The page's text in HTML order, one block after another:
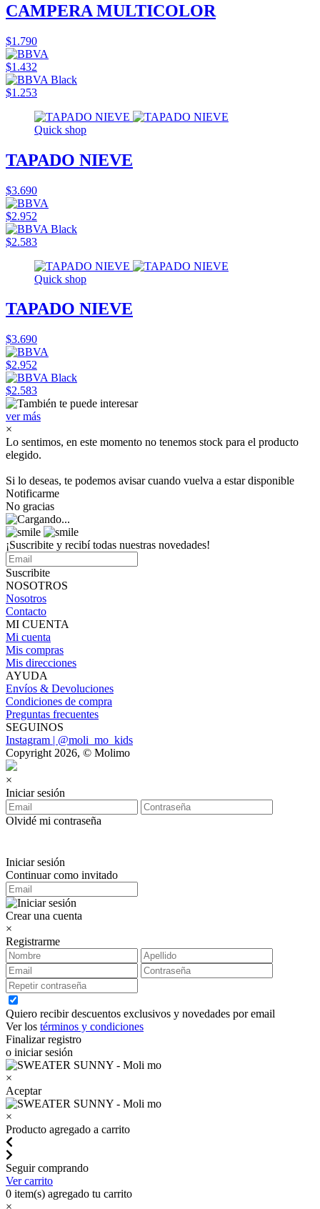
CAMPERA MULTICOLOR
$1.790
$1.432
$1.253
Quick shop
TAPADO NIEVE
$3.690
$2.952
$2.583
Quick shop
TAPADO NIEVE
$3.690
$2.952
$2.583
ver más
×
Lo sentimos, en este momento no tenemos stock para el producto
elegido.
Si lo deseas, te podemos avisar cuando vuelva a estar disponible
Notificarme
No gracias
¡Suscribite y recibí todas nuestras novedades!
Suscribite
NOSOTROS
Nosotros
Contacto
MI CUENTA
Mi cuenta
Mis compras
Mis direcciones
AYUDA
Envíos & Devoluciones
Condiciones de compra
Preguntas frecuentes
SEGUINOS
Instagram | @moli_mo_kids
Copyright 2026, © Molimo
×
Iniciar sesión
Olvidé mi contraseña
Iniciar sesión
Continuar como invitado
Crear una cuenta
×
Registrarme
Quiero recibir descuentos exclusivos y novedades por email
Ver los términos y condiciones
Finalizar registro
o iniciar sesión
×
Aceptar
×
Producto agregado a carrito
Seguir comprando
Ver carrito
0 item(s) agregado tu carrito